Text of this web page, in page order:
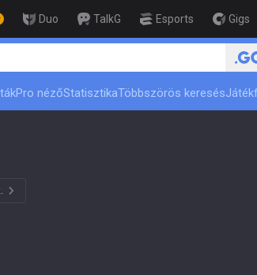
Duo TalkG Esports Gigs
Pro nézőStatisztikaTöbbszörös keresés